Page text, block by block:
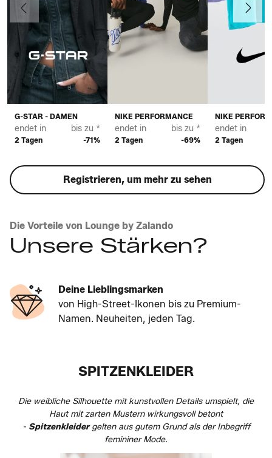
G-STAR - DAMEN
endet in
2 Tagen
bis zu *
-71%
NIKE PERFORMANCE
endet in
2 Tagen
bis zu *
-69%
NIKE
endet in
2 Tagen
Vorherige Weiter
Registrieren, um mehr zu sehen
Die Vorteile von Lounge by Zalando
Unsere Stärken?
Deine Lieblingsmarken
von High-Street-Ikonen bis zu Premium-
Namen. Neuheiten, jeden Tag.
SPITZENKLEIDER
Die weibliche Silhouette mit kunstvollen Details umspielt, die
Haut mit zarten Mustern wirkungsvoll betont
- Spitzenkleidergelten aus gutem Grund als der Inbegriff
femininer Mode.